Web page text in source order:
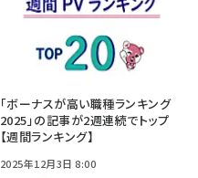
「ボーナスが高い職種ランキング
2025」の記事が2週連続でトップ
【週間ランキング】
2025年12月3日 8:00